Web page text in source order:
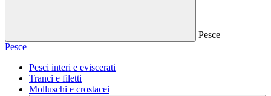
Pesce
Pesce
Pesci interi e eviscerati
Tranci e filetti
Molluschi e crostacei